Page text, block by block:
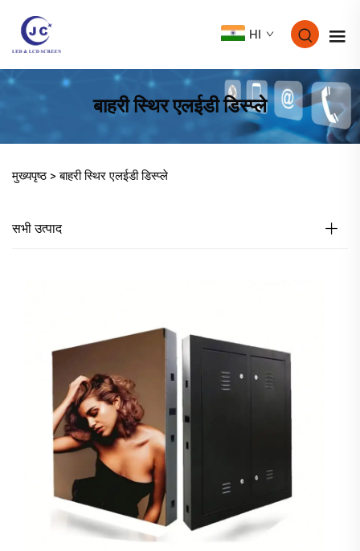
HI
बाहरी स्थिर एलईडी डिस्प्ले
मुख्यपृष्ठ > बाहरी स्थिर एलईडी डिस्प्ले
सभी उत्पाद